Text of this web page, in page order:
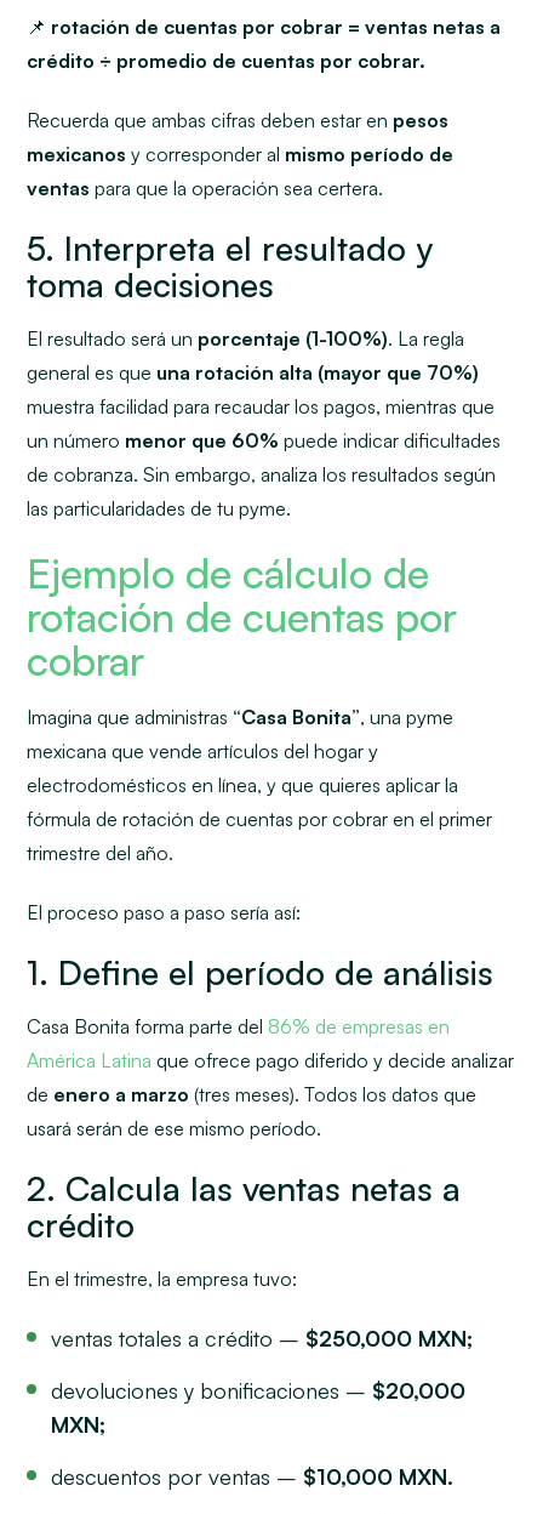
📌 rotación de cuentas por cobrar = ventas netas a
crédito ÷ promedio de cuentas por cobrar.
Recuerda que ambas cifras deben estar en pesos
mexicanosy corresponder al mismo período de
ventas para que la operación sea certera.
5. Interpreta el resultado y
toma decisiones
El resultado será un porcentaje (1-100%). La regla
general es que una rotación alta (mayor que 70%)
muestra facilidad para recaudar los pagos, mientras que
un número menor que 60% puede indicar dificultades
de cobranza. Sin embargo, analiza los resultados según
las particularidades de tu pyme.
Ejemplo de cálculo de
rotación de cuentas por
cobrar
Imagina que administras “Casa Bonita”, una pyme
mexicana que vende artículos del hogar y
electrodomésticos en línea, y que quieres aplicar la
fórmula de rotación de cuentas por cobrar en el primer
trimestre del año.
El proceso paso a paso sería así:
1. Define el período de análisis
Casa Bonita forma parte del 86% de empresas en
América Latina que ofrece pago diferido y decide analizar
de enero a marzo (tres meses). Todos los datos que
usará serán de ese mismo período.
2. Calcula las ventas netas a
crédito
En el trimestre, la empresa tuvo:
ventas totales a crédito – $250,000 MXN;
devoluciones y bonificaciones – $20,000
MXN;
descuentos por ventas – $10,000 MXN.